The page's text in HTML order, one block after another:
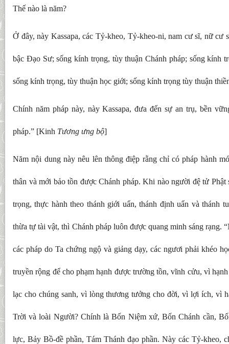
Thế nào là năm?
Ở đây, này Kassapa, các Tỷ-kheo, Tỷ-kheo-ni, nam cư sĩ, nữ cư
bậc Đạo Sư; sống kính trọng, tùy thuận Chánh pháp; sống kính
sống kính trọng, tùy thuận học giới; sống kính trọng tùy thuận
Chính năm pháp này, này Kassapa, đưa đến sự an trụ, bền
pháp.” [Kinh Tương ưng bộ]
Năm nội dung này nêu lên thông điệp rằng chỉ có pháp hành
thân và mới bảo tồn được Chánh pháp. Khi nào người đệ tử
trọng, thực hành theo thánh giới uẩn, thánh định uẩn và thánh
thừa tự tài vật, thì Chánh pháp luôn được quang minh sáng rạng.
các pháp do Ta chứng ngộ và giảng dạy, các ngươi phải khéo
truyền rộng để cho phạm hạnh được trường tồn, vĩnh cửu, vì
lạc cho chúng sanh, vì lòng thương tưởng cho đời, vì lợi ích, vì
Trời và loài Người? Chính là Bốn Niệm xứ, Bốn Chánh cần,
lực, Bảy Bồ-đề phần, Tám Thánh đạo phần. Này các Tỷ-kheo,